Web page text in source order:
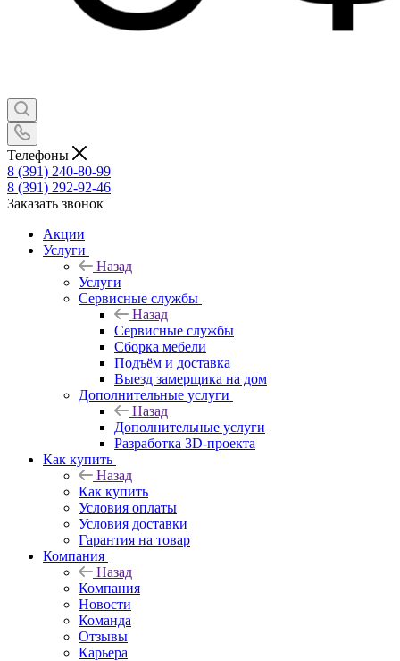
Телефоны
8 (391) 240-80-99
8 (391) 292-92-46
Заказать звонок
Акции
Услуги
Назад
Услуги
Сервисные службы
Назад
Сервисные службы
Сборка мебели
Подъём и доставка
Выезд замерщика на дом
Дополнительные услуги
Назад
Дополнительные услуги
Разработка 3D-проекта
Как купить
Назад
Как купить
Условия оплаты
Условия доставки
Гарантия на товар
Компания
Назад
Компания
Новости
Команда
Отзывы
Карьера